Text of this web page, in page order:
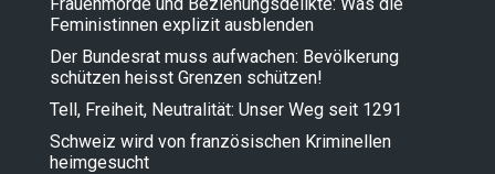
Feministinnen explizit ausblenden
Der Bundesrat muss aufwachen: Bevölkerung
schützen heisst Grenzen schützen!
Tell, Freiheit, Neutralität: Unser Weg seit 1291
Schweiz wird von französischen Kriminellen
heimgesucht